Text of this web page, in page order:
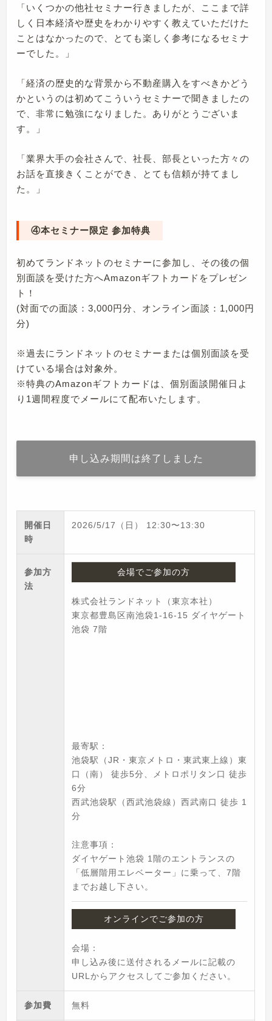
「いくつかの他社セミナー行きましたが、ここまで詳
しく日本経済や歴史をわかりやすく教えていただけた
ことはなかったので、とても楽しく参考になるセミナ
ーでした。」
「経済の歴史的な背景から不動産購入をすべきかどう
かというのは初めてこういうセミナーで聞きましたの
で、非常に勉強になりました。ありがとうございま
す。」
「業界大手の会社さんで、社長、部長といった方々の
お話を直接きくことができ、とても信頼が持てまし
た。」
④本セミナー限定 参加特典
初めてランドネットのセミナーに参加し、その後の個
別面談を受けた方へAmazonギフトカードをプレゼン
ト！
(対面での面談：3,000円分、オンライン面談：1,000円
分)
※過去にランドネットのセミナーまたは個別面談を受
けている場合は対象外。
※特典のAmazonギフトカードは、個別面談開催日よ
り1週間程度でメールにて配布いたします。
申し込み期間は終了しました
開催日
時
2026/5/17（日） 12:30〜13:30
参加方
法
会場でご参加の方
株式会社ランドネット（東京本社）
東京都豊島区南池袋1-16-15 ダイヤゲート
池袋 7階
最寄駅：
池袋駅（JR・東京メトロ・東武東上線）東
口（南） 徒歩5分、メトロポリタン口 徒歩
6分
西武池袋駅（西武池袋線）西武南口 徒歩 1
分
注意事項：
ダイヤゲート池袋 1階のエントランスの
「低層階用エレベーター」に乗って、7階
までお越し下さい。
オンラインでご参加の方
会場：
申し込み後に送付されるメールに記載の
URLからアクセスしてご参加ください。
参加費 無料